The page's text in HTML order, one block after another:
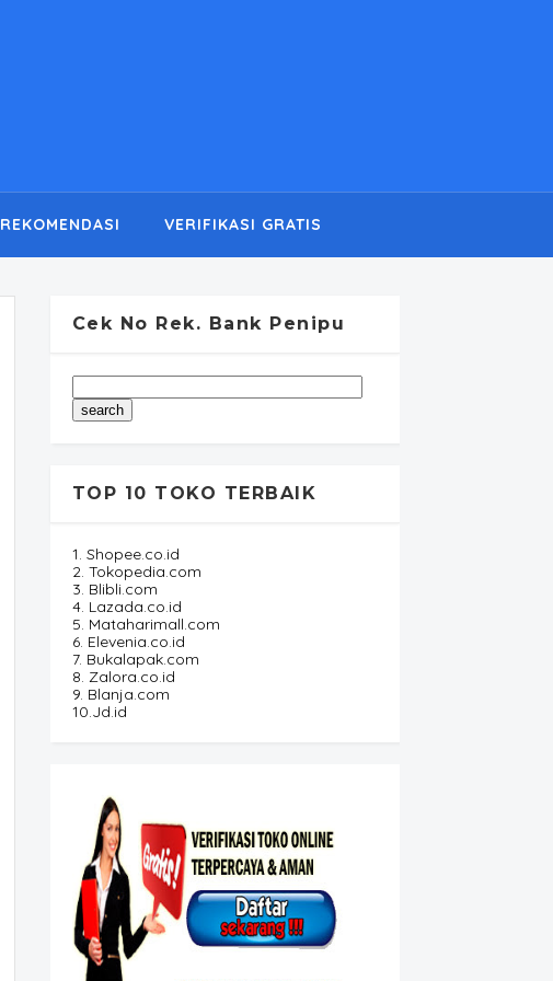
REKOMENDASI VERIFIKASI GRATIS
Cek No Rek. Bank Penipu
TOP 10 TOKO TERBAIK
1. Shopee.co.id
2. Tokopedia.com
3. Blibli.com
4. Lazada.co.id
5. Mataharimall.com
6. Elevenia.co.id
7. Bukalapak.com
8. Zalora.co.id
9. Blanja.com
10.Jd.id